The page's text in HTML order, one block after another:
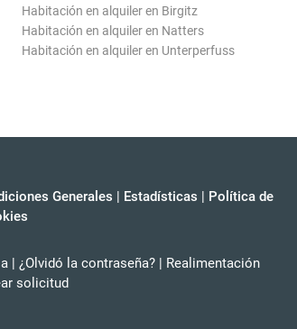
Habitación en alquiler en Birgitz
Habitación en alquiler en Natters
Habitación en alquiler en Unterperfuss
Generales | Estadísticas | Política de
| ¿Olvidó la contraseña? | Realimentación
solicitud